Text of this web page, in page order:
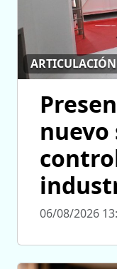
nuevo
06/08/2026